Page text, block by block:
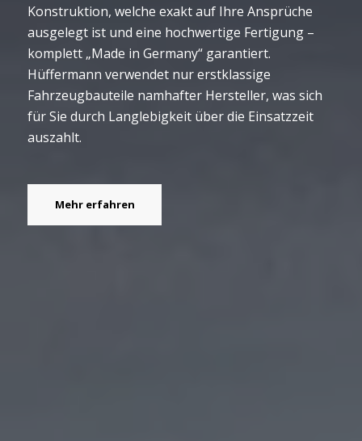
Konstruktion, welche exakt auf Ihre Ansprüche
ausgelegt ist und eine hochwertige Fertigung –
komplett „Made in Germany“ garantiert.
Hüffermann verwendet nur erstklassige
Fahrzeugbauteile namhafter Hersteller, was sich
für Sie durch Langlebigkeit über die Einsatzzeit
auszahlt.
Mehr erfahren